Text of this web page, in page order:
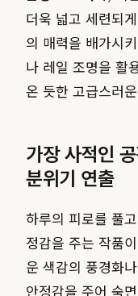
더욱 넓고 세련되
의 매력을 배가시
나 레일 조명을 활
온 듯한 고급스러
가장 사적인
분위기 연출
하루의 피로를 풀
정감을 주는 작품
운 색감의 풍경화
안정감을 주어 숙